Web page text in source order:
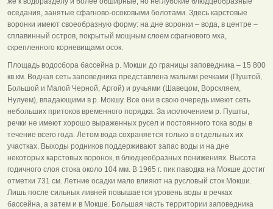
оседания, занятые сфагново-осоковыми болотами. Здесь карстовые
воронки имеют своеобразную форму: на дне воронки – вода, в цен­тре –
сплавинный остров, покрытый мощным сло­ем сфагнового мха,
скрепленного корневищами осок.
Площадь водосбора бассейна р. Мокши до границы заповедника – 15 800
кв.км. Водная сеть заповедника представлена малыми речками (Пуштой,
Большой и Малой Черной, Аргой) и ручьями (Шавецом, Ворскляем,
Нулуем), впадающими в р. Мокшу. Все они в свою очередь имеют сеть
небольших притоков временного порядка. За исключением р. Пушты,
речки не имеют хорошо выраженных русел и постоянного тока воды в
течение всего года. Летом вода сохраняется только в отдельных их
участках. Выходы родников поддерживают запас воды и на дне
некоторых карстовых воронок, в блюдцеобразных понижениях. Высота
годичного слоя стока около 104 мм. В 1965 г. пик паводка на Мок­ше достиг
отметки 731 см. Летние осадки мало влия­ют на русловый сток Мокши.
Лишь после сильных ливней повышается уровень воды в речках
бассейна, а затем и в Мокше. Большая часть территории заповедника